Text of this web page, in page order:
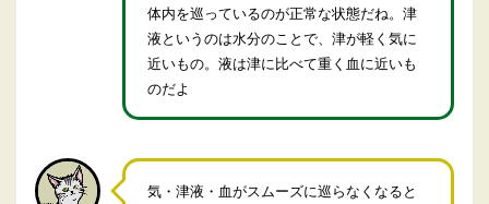
体内を巡っているのが正常な状態だね。津
液というのは水分のことで、津が軽く気に
近いもの。液は津に比べて重く血に近いも
のだよ
気・津液・血がスムーズに巡らなくなると